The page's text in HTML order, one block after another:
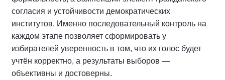
согласия и устойчивости демократических
институтов. Именно последовательный контроль на
каждом этапе позволяет сформировать у
избирателей уверенность в том, что их голос будет
учтён корректно, а результаты выборов —
объективны и достоверны.